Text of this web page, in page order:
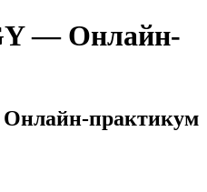
— Онлайн-
практикум